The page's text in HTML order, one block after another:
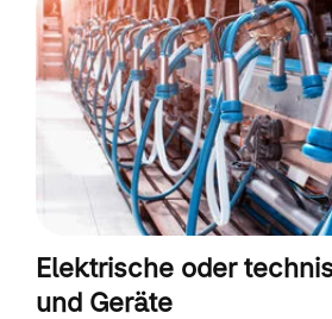
Elektrische oder
und Geräte